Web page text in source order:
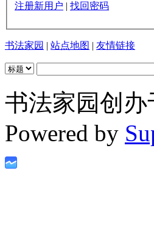
注册新用户 | 找回密码
书法家园 | 站点地图 | 友情链接
书法家园创办
Powered by